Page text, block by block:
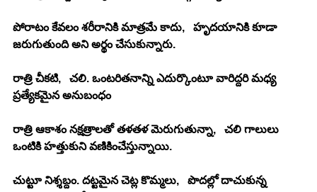
పోరాటం కేవలం శరీరానికి మాత్రమే కాదు,   హృదయానికి కూడా
జరుగుతుంది అని అర్థం చేసుకున్నారు.
రాత్రి చీకటి,   చలి. ఒంటరితనాన్ని ఎదుర్కొంటూ వారిద్దరి మధ్య
ప్రత్యేకమైన అనుబంధం
రాత్రి ఆకాశం నక్షత్రాలతో తళతళ మెరుగుతున్నా,   చలి గాలులు
ఒంటికి హత్తుకుని వణికించేస్తున్నాయి.
చుట్టూ నిశ్శబ్దం. దట్టమైన చెట్ల కొమ్మలు,   పొదల్లో దాచుకున్న